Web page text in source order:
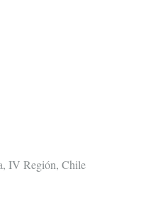
IV Región, Chile